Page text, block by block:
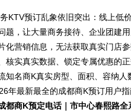
KTV预订乱象依旧突出：线上低
题，让大量商务接待、企业团建
化营销信息，无法获取真实门店
核实真实数据、锁定专属优惠的
知名商K真实房型、面积、容纳
年最新最全的成都商K预订用户指
都商K预定电话｜市中心春熙路